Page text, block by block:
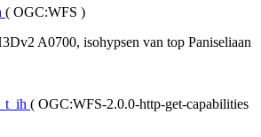
( OGC:WFS )
A0700, isohypsen van top Paniseliaan
( OGC:WFS-2.0.0-http-get-capabilities